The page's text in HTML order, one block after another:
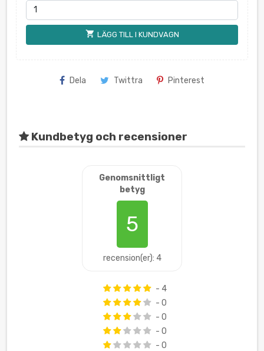
shopping_cart LÄGG TILL I KUNDVAGN
Dela Twittra Pinterest
Kundbetyg och recensioner
Genomsnittligt
betyg
5
recension(er): 4
- 4
- 0
- 0
- 0
- 0